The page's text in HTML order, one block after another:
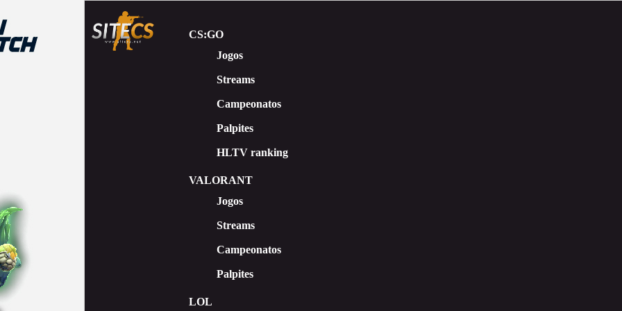
CS:GO
Jogos
Streams
Сampeonatos
Palpites
HLTV ranking
VALORANT
Jogos
Streams
Campeonatos
Palpites
LOL